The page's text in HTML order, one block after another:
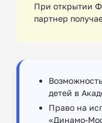
При открытии
партнер
детей в
Право на
«Динамо-